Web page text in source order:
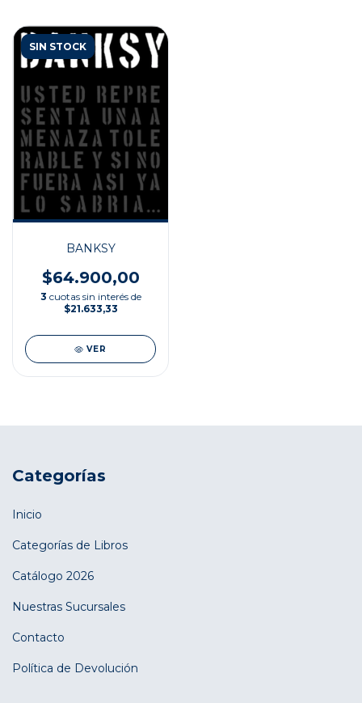
SIN STOCK
BANKSY
$64.900,00
3 cuotas sin interés de
$21.633,33
VER
Categorías
Inicio
Categorías de Libros
Catálogo 2026
Nuestras Sucursales
Contacto
Política de Devolución